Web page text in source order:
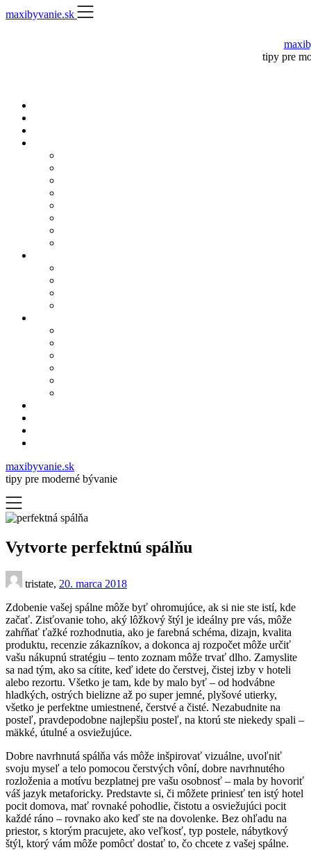
Skip
to
maxibyvanie.sk
tipy pre
maxibyvanie.sk
tipy pre moderné bývanie
Vytvorte perfektnú spálňu
tristate, 20. marca 2018
Zdobenie vašej spálne môže byť ohromujúce, ak si nie ste istí, kde
začať. Zisťovanie toho, aký lôžkový štýl je ideálny pre vás, môže
zahŕňať ťažké rozhodnutia, ako je farebná schéma, dizajn, kvalita
produktu, recenzie zákazníkov, a dokonca aj rozpočet môže určiť
vašu nákupnú stratégiu – tento zoznam môže trvať dlho. Zamyslite
sa nad tým, ako sa cítite, keď idete do čerstvej, čistej izby v hoteli
alebo rezortu. Všetko je tam, kde by malo byť – od hodvábne
hladkých, ostrých bielizne až po super jemné, plyšové utierky,
všetko je perfektne umiestnené, čerstvé a čisté. Nezabudnite na
posteľ, pravdepodobne najlepšiu posteľ, na ktorú ste niekedy spali –
mäkké, útulné a osviežujúce.
Dobre navrhnutá spálňa vás môže inšpirovať vizuálne, uvoľniť
svoju myseľ a telo pomocou čerstvých vôní, dobre navrhnutého
rozloženia a motívu bezplatnej pre vašu osobnosť – mala by hovoriť
váš jazyk metaforicky. Predstavte si, či môžete priniesť ten istý hotel
pocit domova, mať rovnaké pohodlie, čistotu a osviežujúci pocit
každé ráno – rovnako ako keď ste na dovolenke. Bez ohľadu na
priestor, s ktorým pracujete, ako veľkosť, typ postele, nábytkový
štýl, ktorý vám môže pomôcť dostať to, čo chcete z vašej spálne.